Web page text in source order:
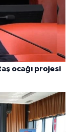
ocağı projesi